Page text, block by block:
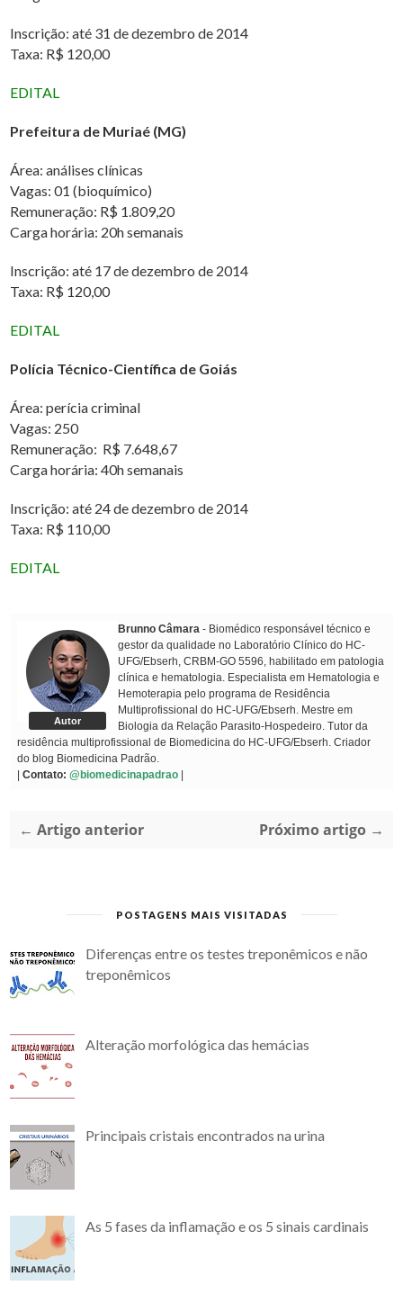
Inscrição: até 31 de dezembro de 2014
Taxa: R$ 120,00
EDITAL
Prefeitura de Muriaé (MG)
Área: análises clínicas
Vagas: 01 (bioquímico)
Remuneração: R$ 1.809,20
Carga horária: 20h semanais
Inscrição: até 17 de dezembro de 2014
Taxa: R$ 120,00
EDITAL
Polícia Técnico-Científica de Goiás
Área: perícia criminal
Vagas: 250
Remuneração: R$ 7.648,67
Carga horária: 40h semanais
Inscrição: até 24 de dezembro de 2014
Taxa: R$ 110,00
EDITAL
Autor
Brunno Câmara - Biomédico responsável técnico e
gestor da qualidade no Laboratório Clínico do HC-
UFG/Ebserh, CRBM-GO 5596, habilitado em patologia
clínica e hematologia. Especialista em Hematologia e
Hemoterapia pelo programa de Residência
Multiprofissional do HC-UFG/Ebserh. Mestre em
Biologia da Relação Parasito-Hospedeiro. Tutor da
residência multiprofissional de Biomedicina do HC-UFG/Ebserh. Criador
do blog Biomedicina Padrão.
| Contato: @biomedicinapadrao |
← Artigo anterior Próximo artigo →
POSTAGENS MAIS VISITADAS
Diferenças entre os testes treponêmicos e não
treponêmicos
Alteração morfológica das hemácias
Principais cristais encontrados na urina
As 5 fases da inflamação e os 5 sinais cardinais